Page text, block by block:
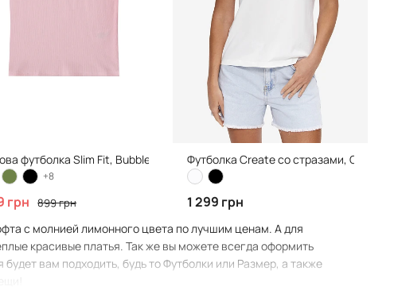
футболка Slim Fit, Bubble Pink
+8
грн 899 грн
Футболка Create со стразами, Clean
1 299 грн
с молнией лимонного цвета по лучшим ценам. А для
красивые платья. Так же вы можете всегда оформить
вам подходить, будь то Футболки или Размер, а также